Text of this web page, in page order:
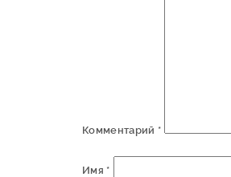
Комментарий *
Имя *